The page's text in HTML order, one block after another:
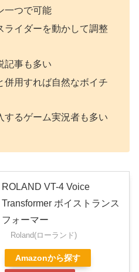
一つで可能
ライダーを動かして調整
記事も多い
併用すれば自然なボイチ
するゲーム実況者も多い
ROLAND VT-4 Voice
Transformer ボイストランス
フォーマー
Roland(ローランド)
Amazonから探す